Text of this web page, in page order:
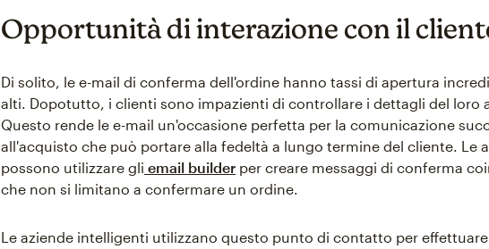
Opportunità di interazione con il
Di solito, le e-mail di conferma dell'ordine hanno tassi di apertura
alti. Dopotutto, i clienti sono impazienti di controllare i dettagli del loro
Questo rende le e-mail un'occasione perfetta per la comunicazione
all'acquisto che può portare alla fedeltà a lungo termine del cliente. Le
possono utilizzare gli email builder per creare messaggi di conferma
che non si limitano a confermare un ordine.
Le aziende intelligenti utilizzano questo punto di contatto per